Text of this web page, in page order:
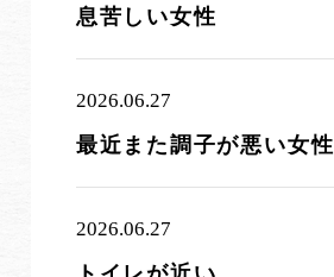
息苦しい女性
2026.06.27
最近また調子が悪い女性
2026.06.27